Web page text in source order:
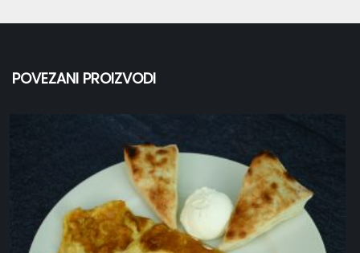
POVEZANI PROIZVODI